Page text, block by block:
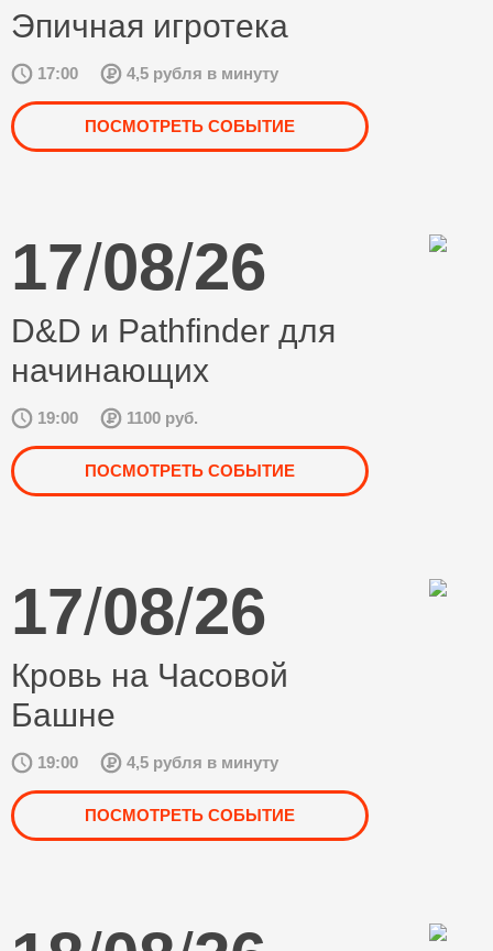
Эпичная игротека
17:00 4,5 рубля в минуту
ПОСМОТРЕТЬ СОБЫТИЕ
17/08/26
D&D и Pathfinder для
начинающих
19:00 1100 руб.
ПОСМОТРЕТЬ СОБЫТИЕ
17/08/26
Кровь на Часовой
Башне
19:00 4,5 рубля в минуту
ПОСМОТРЕТЬ СОБЫТИЕ